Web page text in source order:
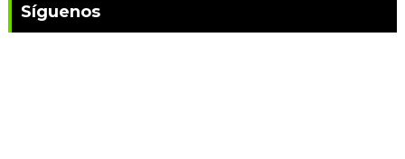
Síguenos